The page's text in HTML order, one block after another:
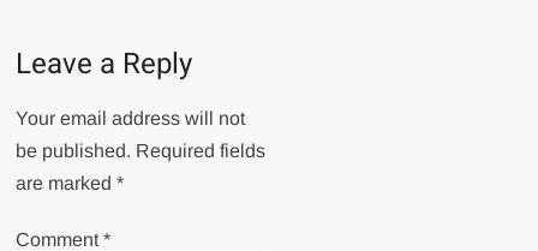
Leave a Reply
Your email address will not
be published. Required fields
are marked*
Comment*